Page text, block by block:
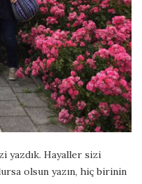
yazdık. Hayaller sizi
olsun yazın, hiç birinin